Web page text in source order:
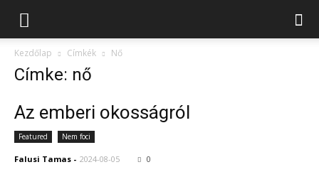
Kezdőlap Címkék Nő
Címke: nő
Az emberi okosságról
Featured Nem foci
Falusi Tamas - 2024-08-05 0